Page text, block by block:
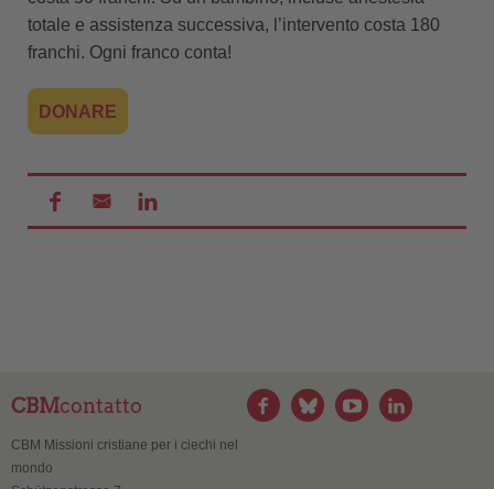
totale e assistenza successiva, l’intervento costa 180
franchi. Ogni franco conta!
DONARE
CBMcontatto
CBM Missioni cristiane per i ciechi nel
mondo